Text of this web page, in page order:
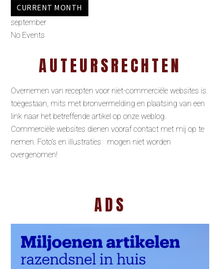
CURRENT MONTH
september
No Events
AUTEURSRECHTEN
Overnemen van recepten voor niet-commerciële websites is
toegestaan, mits met bronvermelding en plaatsing van een
link naar het betreffende artikel op onze weblog.
Commerciële websites dienen vooraf contact met mij op te
nemen. Foto’s en illustraties mogen niet worden
overgenomen!
ADS